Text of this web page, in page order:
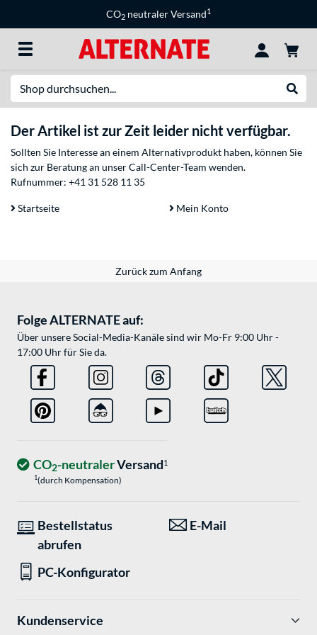
CO2 neutraler Versand1
Der Artikel ist zur Zeit leider nicht verfügbar.
Sollten Sie Interesse an einem Alternativprodukt haben, können Sie
sich zur Beratung an unser Call-Center-Team wenden.
Rufnummer: +41 31 528 11 35
Startseite Mein Konto
Zurück zum Anfang
Folge ALTERNATE auf:
Über unsere Social-Media-Kanäle sind wir Mo-Fr 9:00 Uhr -
17:00 Uhr für Sie da.
CO2-neutralerVersand1
1(durch Kompensation)
Bestellstatus
abrufen
E-Mail
PC-Konfigurator
Kundenservice